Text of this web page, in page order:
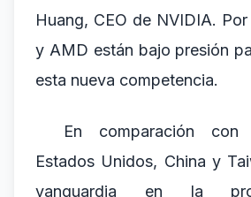
Huang, CEO de NVIDIA.
y AMD están bajo presión
esta nueva competencia.
En comparación con
Estados Unidos, China y
vanguardia en la